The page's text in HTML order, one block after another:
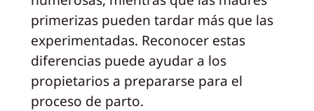
primerizas pueden tardar más que las
experimentadas. Reconocer estas
diferencias puede ayudar a los
propietarios a prepararse para el
proceso de parto.